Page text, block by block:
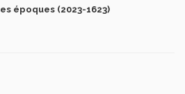
époques (2023-1623)